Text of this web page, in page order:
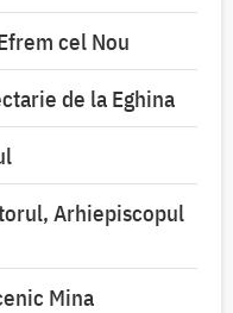
cel Nou
de la Eghina
Arhiepiscopul
Mina